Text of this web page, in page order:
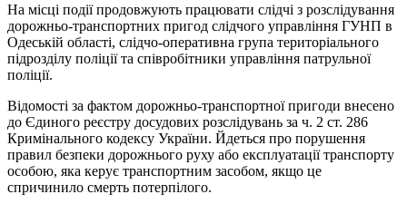
На місці події продовжують працювати слідчі з розслідування
дорожньо-транспортних пригод слідчого управління ГУНП в
Одеській області, слідчо-оперативна група територіального
підрозділу поліції та співробітники управління патрульної
поліції.
Відомості за фактом дорожньо-транспортної пригоди внесено
до Єдиного реєстру досудових розслідувань за ч. 2 ст. 286
Кримінального кодексу України. Йдеться про порушення
правил безпеки дорожнього руху або експлуатації транспорту
особою, яка керує транспортним засобом, якщо це
спричинило смерть потерпілого.